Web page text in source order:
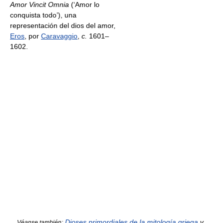
Amor Vincit Omnia (‘Amor lo
conquista todo’), una
representación del dios del amor,
Eros, por Caravaggio, c. 1601–
1602.